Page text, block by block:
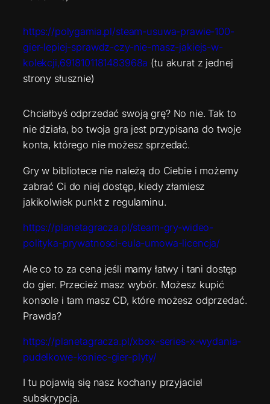
https://polygamia.pl/steam-usuwa-prawie-100-
gier-lepiej-sprawdz-czy-nie-masz-jakiejs-w-
kolekcji,6918101181483968a (tu akurat z jednej
strony słusznie)
Chciałbyś odprzedać swoją grę? No nie. Tak to
nie działa, bo twoja gra jest przypisana do twoje
konta, którego nie możesz sprzedać.
Gry w bibliotece nie należą do Ciebie i możemy
zabrać Ci do niej dostęp, kiedy złamiesz
jakikolwiek punkt z regulaminu.
https://planetagracza.pl/steam-gry-wideo-
polityka-prywatnosci-eula-umowa-licencja/
Ale co to za cena jeśli mamy łatwy i tani dostęp
do gier. Przecież masz wybór. Możesz kupić
konsole i tam masz CD, które możesz odprzedać.
Prawda?
https://planetagracza.pl/xbox-series-x-wydania-
pudelkowe-koniec-gier-plyty/
I tu pojawią się nasz kochany przyjaciel
subskrypcja.